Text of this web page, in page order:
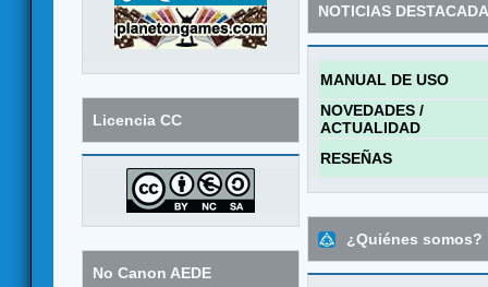
Licencia CC
No Canon AEDE
NOTICIAS
MANUAL DE USO
NOVEDADES /
ACTUALIDAD
RESEÑAS
¿Quiénes somos?